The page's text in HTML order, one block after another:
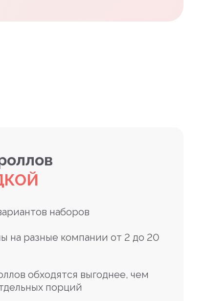
наборов
на разные компании от 2 до 20
обходятся выгоднее, чем
порций